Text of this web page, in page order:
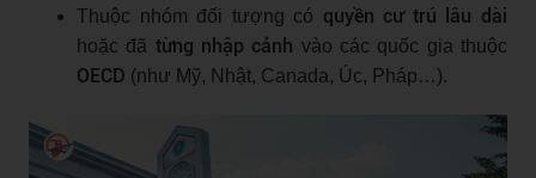
Thuộc nhóm đối tượng có quyền cư trú lâu dài
hoặc đã từng nhập cảnh vào các quốc gia thuộc
OECD (như Mỹ, Nhật, Canada, Úc, Pháp…).